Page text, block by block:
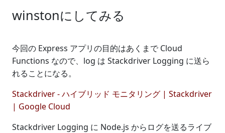
winstonにしてみる
今回の Express アプリの目的はあくまで Cloud
Functions なので、log は Stackdriver Logging に送ら
れることになる。
Stackdriver - ハイブリッド モニタリング | Stackdriver
| Google Cloud
Stackdriver Logging に Node.js からログを送るライブ